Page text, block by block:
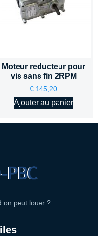
Moteur reducteur pour
vis sans fin 2RPM
€ 145,20
Ajouter au panier
on peut louer ?